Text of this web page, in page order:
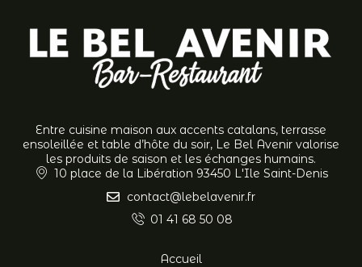
Entre cuisine maison aux accents catalans, terrasse
ensoleillée et table d’hôte du soir, Le Bel Avenir valorise
les produits de saison et les échanges humains.
10 place de la Libération 93450 L'Ile Saint-Denis
contact@lebelavenir.fr
01 41 68 50 08
Accueil